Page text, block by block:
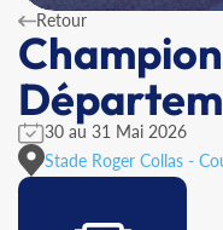
Retour
30 au 31 Mai 2026
Stade Roger Collas -